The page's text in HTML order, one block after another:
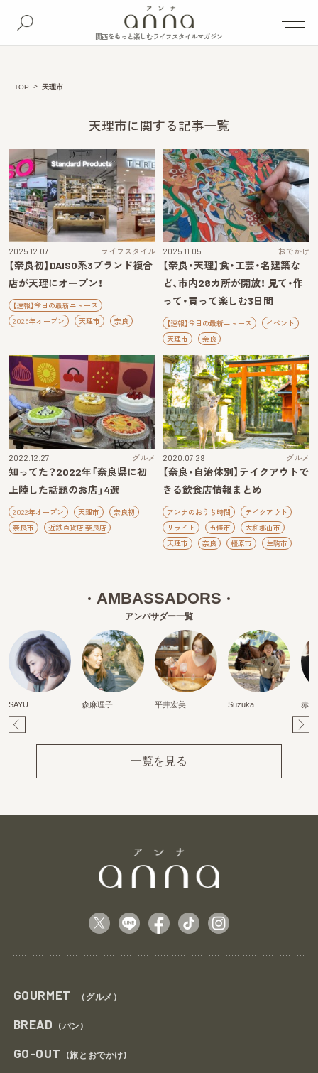
関西をもっと楽しむライフスタイルマガジン
TOP 天理市
天理市に関する記事一覧
2025.12.07 ライフスタイル
【奈良初】DAISO系3ブランド複合
店が天理にオープン！
【速報】今日の最新ニュース
2025年オープン
天理市 奈良
2025.11.05 おでかけ
【奈良・天理】食・工芸・名建築な
ど、市内28カ所が開放！ 見て・作
って・買って楽しむ3日間
【速報】今日の最新ニュース
イベント
天理市
奈良
2022.12.27 グルメ
知ってた？2022年「奈良県に初
上陸した話題のお店」4選
2022年オープン 天理市
奈良初
奈良市
近鉄百貨店 奈良店
2020.07.29 グルメ
【奈良・自治体別】テイクアウトで
きる飲食店情報まとめ
アンナのおうち時間
テイクアウト
リライト
五條市
大和郡山市
天理市
奈良 橿原市 生駒市
AMBASSADORS
アンバサダー一覧
SAYU 森麻理子 平井宏美 Suzuka 赤澤
一覧を見る
GOURMET （グルメ）
BREAD (パン)
GO-OUT (旅とおでかけ)